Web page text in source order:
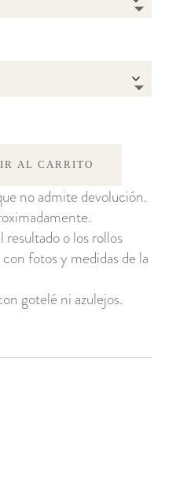
AL CARRITO
no admite devolución.
resultado o los rollos
fotos y medidas de la
gotelé ni azulejos.